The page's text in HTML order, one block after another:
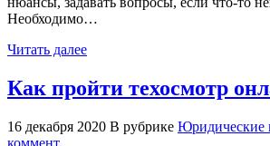
Необходимо…
Читать далее
Как пройти техосмотр
16 декабря 2020 В рубрике Юридические
коммент.